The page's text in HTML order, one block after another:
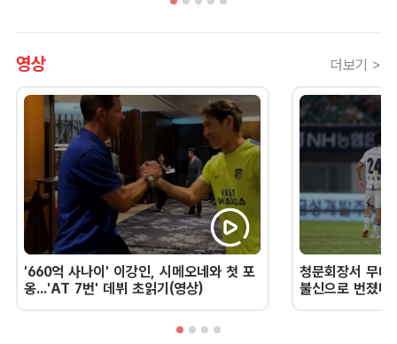
영상 더보기 >
'660억 사나이' 이강인, 시메오네와 첫 포
옹...'AT 7번' 데뷔 초읽기(영상)
청문회장서 무너
불신으로 번졌